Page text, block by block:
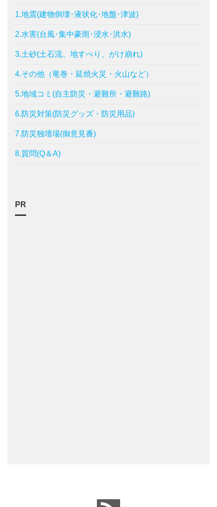
1.地震(建物倒壊･液状化･地盤･津波)
2.水害(台風･集中豪雨･浸水･洪水)
3.土砂(土石流、地すべり、がけ崩れ)
4.その他（竜巻・延焼火災・火山など）
5.地域コミ(自主防災・避難所・避難路)
6.防災対策(防災グッズ・防災用品)
7.防災独壇場(御意見番)
8.質問(Q＆A)
PR